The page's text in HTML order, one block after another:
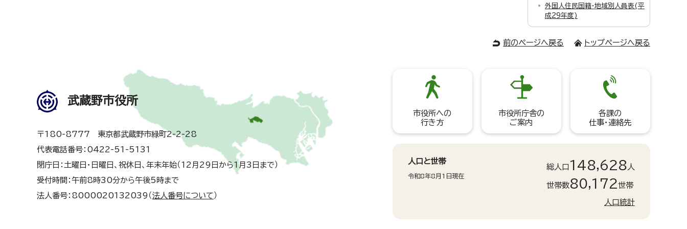
外国人住民国籍・地域別人員表(平
成29年度)
前のページへ戻る トップページへ戻る
武蔵野市役所
〒180-8777 東京都武蔵野市緑町2-2-28
代表電話番号：0422-51-5131
閉庁日：土曜日・日曜日、祝休日、年末年始（12月29日から1月3日まで）
受付時間：午前8時30分から午後5時まで
法人番号：8000020132039（ 法人番号について ）
市役所への
行き方
市役所庁舎の
ご案内
各課の
仕事・連絡先
人口と世帯
令和8年8月1日現在
総人口 148,628 人
世帯数80,172世帯
人口統計